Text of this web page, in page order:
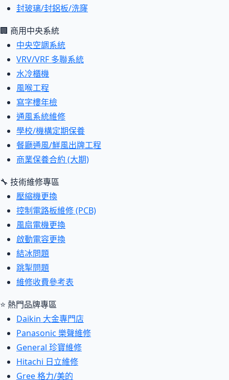
封玻璃/封鋁板/洗窿
🏢 商用中央系統
中央空調系統
VRV/VRF 多聯系統
水冷櫃機
風喉工程
寫字樓年檢
通風系統維修
學校/機構定期保養
餐廳通風/鮮風出牌工程
商業保養合約 (大期)
🔧 技術維修專區
壓縮機更換
控制電路板維修 (PCB)
風扇電機更換
啟動電容更換
結冰問題
跳掣問題
維修收費參考表
⭐ 熱門品牌專區
Daikin 大金專門店
Panasonic 樂聲維修
General 珍寶維修
Hitachi 日立維修
Gree 格力/美的